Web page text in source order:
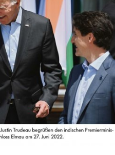
In
Lightbox
öffnen